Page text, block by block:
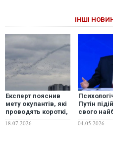
ІНШІ
Експерт пояснив
мету окупантів, які
проводять короткі,
але часті повітряні
атаки
18.07.2026
Путін
свого
вразливого
воєнно-
04.05.2026